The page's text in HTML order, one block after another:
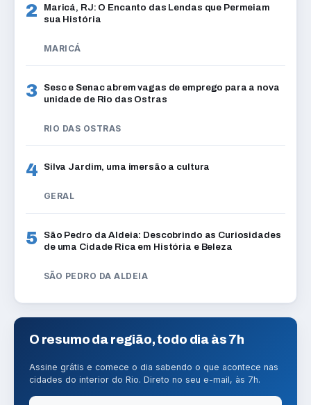
2
Maricá, RJ: O Encanto das Lendas que Permeiam
sua História
MARICÁ
3
Sesc e Senac abrem vagas de emprego para a nova
unidade de Rio das Ostras
RIO DAS OSTRAS
4 Silva Jardim, uma imersão a cultura
GERAL
5
São Pedro da Aldeia: Descobrindo as Curiosidades
de uma Cidade Rica em História e Beleza
SÃO PEDRO DA ALDEIA
O resumo da região, todo dia às 7h
Assine grátis e comece o dia sabendo o que acontece nas
cidades do interior do Rio. Direto no seu e-mail, às 7h.